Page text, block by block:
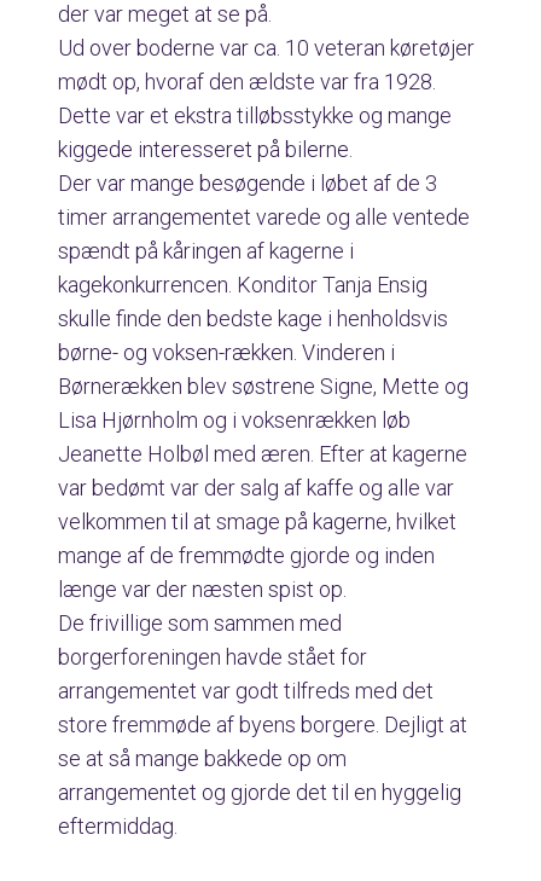
der var meget at se på.
Ud over boderne var ca. 10 veteran køretøjer
mødt op, hvoraf den ældste var fra 1928.
Dette var et ekstra tilløbsstykke og mange
kiggede interesseret på bilerne.
Der var mange besøgende i løbet af de 3
timer arrangementet varede og alle ventede
spændt på kåringen af kagerne i
kagekonkurrencen. Konditor Tanja Ensig
skulle finde den bedste kage i henholdsvis
børne- og voksen-rækken. Vinderen i
Børnerækken blev søstrene Signe, Mette og
Lisa Hjørnholm og i voksenrækken løb
Jeanette Holbøl med æren. Efter at kagerne
var bedømt var der salg af kaffe og alle var
velkommen til at smage på kagerne, hvilket
mange af de fremmødte gjorde og inden
længe var der næsten spist op.
De frivillige som sammen med
borgerforeningen havde stået for
arrangementet var godt tilfreds med det
store fremmøde af byens borgere. Dejligt at
se at så mange bakkede op om
arrangementet og gjorde det til en hyggelig
eftermiddag.